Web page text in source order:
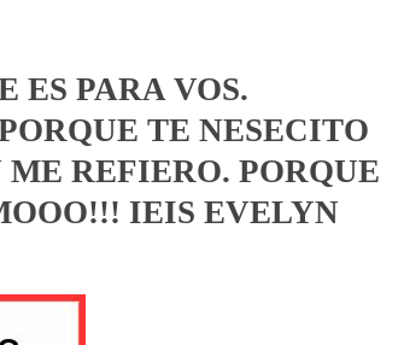
ES PARA VOS.
TE NESECITO
REFIERO. PORQUE
IEIS EVELYN